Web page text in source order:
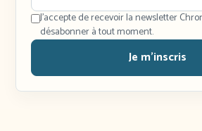
J'accepte de recevoir la newsletter
désabonner à tout moment.